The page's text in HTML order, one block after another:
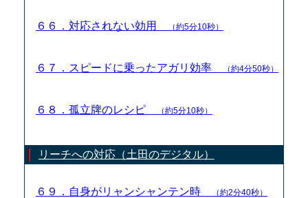
６６．対応されない効用 （約5分10秒）
６７．スピードに乗ったアガリ効率 （約4分50秒）
６８．孤立牌のレシピ （約5分10秒）
リーチへの対応（土田のデジタル）
６９．自身がリャンシャンテン時 （約2分40秒）